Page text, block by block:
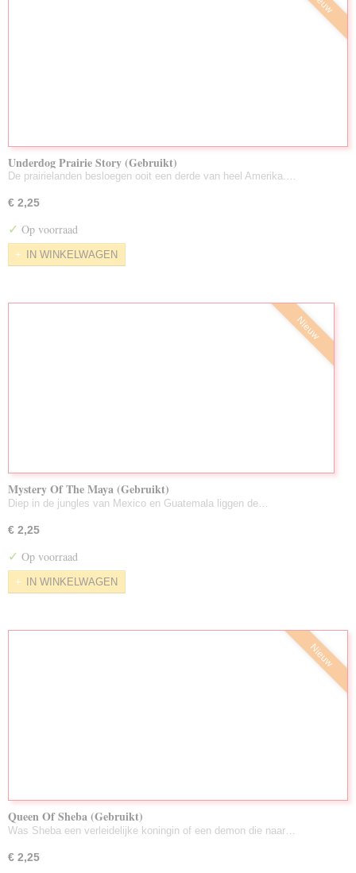
Underdog Prairie Story (Gebruikt)
De prairielanden besloegen ooit een derde van heel Amerika.…
€ 2,25
✓ Op voorraad
IN WINKELWAGEN
Nieuw
Mystery Of The Maya (Gebruikt)
Diep in de jungles van Mexico en Guatemala liggen de…
€ 2,25
✓ Op voorraad
IN WINKELWAGEN
Nieuw
Queen Of Sheba (Gebruikt)
Was Sheba een verleidelijke koningin of een demon die naar…
€ 2,25